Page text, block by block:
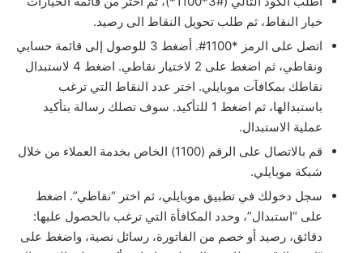
خيار النقاط، ثم طلب تحويل النقاط الى رصيد.
اتصل على الرمز *1100#. أضغط 3 للوصول إلى قائمة حسابي
ونقاطي، ثم اضغط على 2 لاختيار نقاطي. اضغط 4 لاستبدال
نقاطك بمكافآت موبايلي. اختر عدد النقاط التي ترغب
باستبدالها، ثم اضغط 1 للتأكيد. سوف تصلك رسالة بتأكيد
عملية الاستبدال.
قم بالاتصال على الرقم (1100) الخاص بخدمة العملاء من خلال
شبكة موبايلي.
سجل دخولك في تطبيق موبايلي، ثم اختر “نقاطي”. اضغط
على “استبدال”، وحدد المكافأة التي ترغب بالحصول عليها:
دقائق، رصيد أو خصم من الفاتورة، رسائل نصية، واضغط على